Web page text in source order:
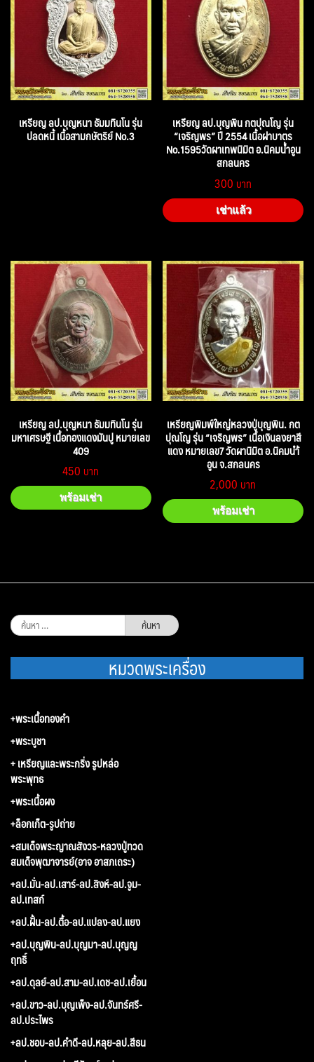
เหรียญ ลป.บุญหนา ธัมมทินโน รุ่น
ปลดหนี้ เนื้อสามกษัตริย์ No.3
เหรียญ ลป.บุญพิน กตปุณโญ รุ่น
“เจริญพร” ปี 2554 เนื้อฝาบาตร
No.1595วัดผาเทพนิมิต อ.นิคมน้ำอูน
สกลนคร
300
เช่าแล้ว
เหรียญ ลป.บุญหนา ธัมมทินโน รุ่น
มหาเศรษฐี เนื้อทองแดงมันปู หมายเลข
409
450
พร้อมเช่า
เหรียญพิมพ์ใหญ่หลวงปู่บุญพิน. กต
ปุณโญ รุ่น “เจริญพร” เนื้อเงินลงยาสี
แดง หมายเลข7 วัดผานิมิต อ.นิคมนำ้
อูน จ.สกลนคร
2,000
พร้อมเช่า
ค้นหา
สำหรับ:
หมวดพระเครื่อง
+พระเนื้อทองคำ
+พระบูชา
+ เหรียญและพระกริ่ง รูปหล่อ
พระพุทธ
+พระเนื้อผง
+ล็อกเก็ต-รูปถ่าย
+สมเด็จพระญาณสังวร-หลวงปู่ทวด
สมเด็จพุฒาจารย์(อาจ อาสภเถระ)
+ลป.มั่น-ลป.เสาร์-ลป.สิงห์-ลป.จูม-
ลป.เทสก์
+ลป.ฝั้น-ลป.ตื้อ-ลป.แปลง-ลป.แยง
+ลป.บุญพิน-ลป.บุญมา-ลป.บุญญ
ฤทธิ์
+ลป.ดุลย์-ลป.สาม-ลป.เดช-ลป.เยื้อน
+ลป.ขาว-ลป.บุญเพ็ง-ลป.จันทร์ศรี-
ลป.ประไพร
+ลป.ชอบ-ลป.คำดี-ลป.หลุย-ลป.สีธน